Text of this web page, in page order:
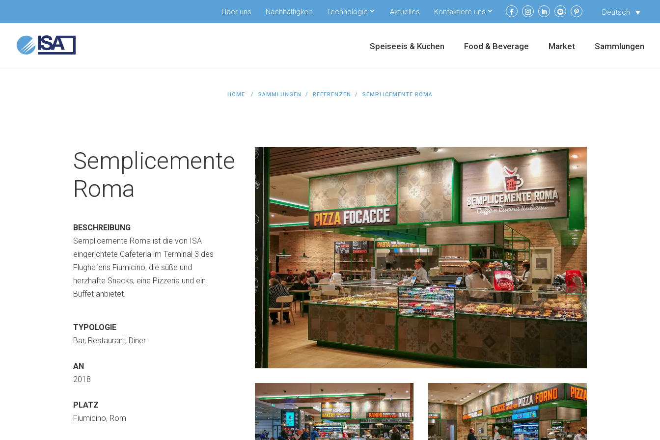
Über uns Nachhaltigkeit Technologie Aktuelles Kontaktiere uns Deutsch
Speiseeis & Kuchen Food & Beverage Market Sammlungen
HOME SAMMLUNGEN REFERENZEN SEMPLICEMENTE ROMA
Semplicemente
Roma
BESCHREIBUNG
Semplicemente Roma ist die von ISA
eingerichtete Cafeteria im Terminal 3 des
Flughafens Fiumicino, die süße und
herzhafte Snacks, eine Pizzeria und ein
Buffet anbietet.
TYPOLOGIE
Bar, Restaurant, Diner
AN
2018
PLATZ
Fiumicino, Rom